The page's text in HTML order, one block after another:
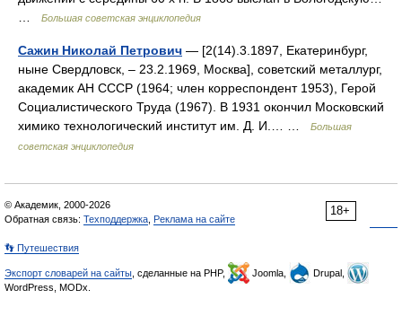
Большая советская энциклопедия
Сажин Николай Петрович — [2(14).3.1897, Екатеринбург,
ныне Свердловск, ‒ 23.2.1969, Москва], советский металлург,
академик АН СССР (1964; член корреспондент 1953), Герой
Социалистического Труда (1967). В 1931 окончил Московский
химико технологический институт им. Д. И.… …
Большая
советская энциклопедия
18+
© Академик, 2000-2026
Обратная связь: Техподдержка Реклама на сайте
👣 Путешествия
Экспорт словарей на сайты , сделанные на PHP, Joomla,
Drupal,
WordPress, MODx.